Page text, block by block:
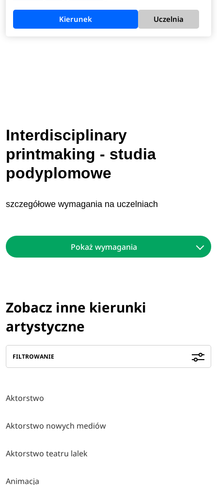
Kierunek Uczelnia
Interdisciplinary
printmaking - studia
podyplomowe
szczegółowe wymagania na uczelniach
Pokaż wymagania
Zobacz inne kierunki
artystyczne
FILTROWANIE
Aktorstwo
Aktorstwo nowych mediów
Aktorstwo teatru lalek
Animacja